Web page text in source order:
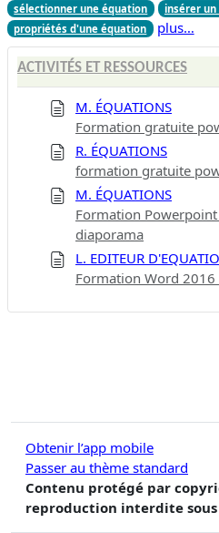
sélectionner une équation
insérer un
propriétés d'une équation
plus…
ACTIVITÉS ET RESSOURCES
M. ÉQUATIONS
Formation gratuite
R. ÉQUATIONS
formation gratuite
M. ÉQUATIONS
Formation
diaporama
L. EDITEUR
Formation Word
Obtenir l’app mobile
Passer au thème standard
Contenu protégé par
reproduction interdite